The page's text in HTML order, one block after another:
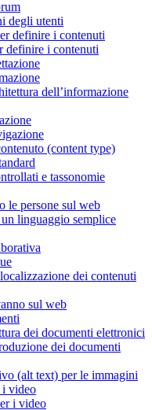
degli utenti
definire i contenuti
definire i contenuti
dell’informazione
(content type)
e tassonomie
le persone sul web
linguaggio semplice
dei contenuti
sul web
dei documenti elettronici
dei documenti
(alt text) per le immagini
i video
i video